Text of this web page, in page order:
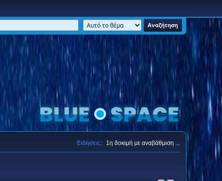
Ειδήσεις: 1η δοκιμή με αναβάθμιση ...